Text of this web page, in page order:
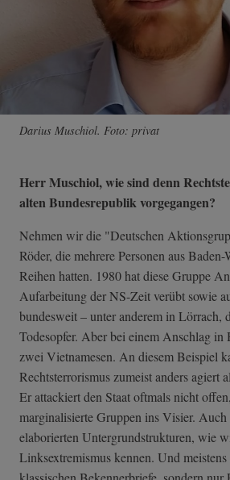
Darius Muschiol. Foto: privat
Herr Muschiol, wie sind denn
alten Bundesrepublik vorgegangen?
Nehmen wir die "Deutschen
Röder, die mehrere Personen aus
Reihen hatten. 1980 hat diese Gruppe
Aufarbeitung der NS-Zeit verübt sowie
bundesweit – unter anderem in Lörrach,
Todesopfer. Aber bei einem Anschlag in
zwei Vietnamesen. An diesem Beispiel
Rechtsterrorismus zumeist anders agiert
Er attackiert den Staat oftmals nicht
marginalisierte Gruppen ins Visier.
elaborierten Untergrundstrukturen, wie
Linksextremismus kennen. Und